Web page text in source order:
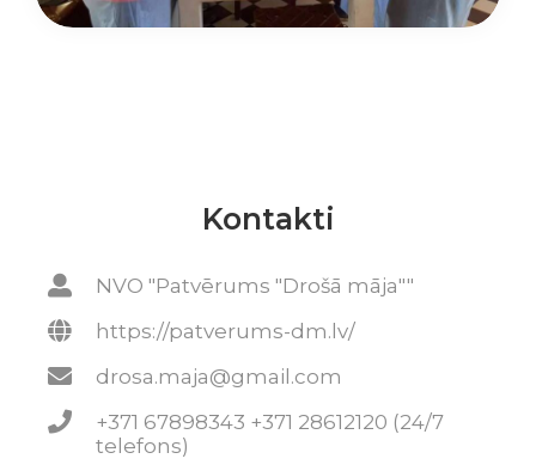
Kontakti
NVO "Patvērums "Drošā māja""
https://patverums-dm.lv/
drosa.maja@gmail.com
+371 67898343 +371 28612120 (24/7
telefons)